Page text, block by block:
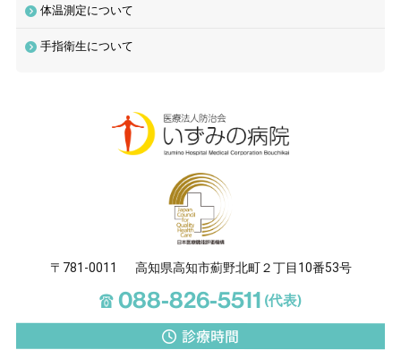
午前
[受付 午前8:00〜11:30／午後12:30〜16:30]
体温測定について
手指衛生について
〒781-0011 高知県高知市薊野北町２丁目10番53号
☎088-826-5511 (代表)
診療時間